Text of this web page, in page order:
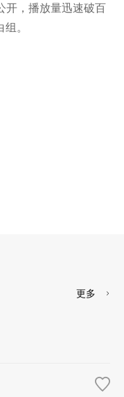
开，播放量迅速破百
。
更多